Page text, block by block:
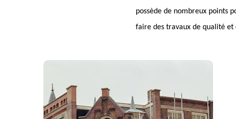
possède de nombreux points
faire des travaux de qualité et